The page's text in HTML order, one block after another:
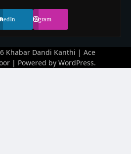
Instagram
Khabar Dandi Kanthi | Ace
| Powered by WordPress.